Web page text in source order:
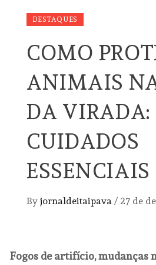
DESTAQUES
COMO
ANIMAIS
DA VIRADA:
CUIDADOS
ESSENCIAIS
By jornaldeitaipava / 27 de
Fogos de artifício, mudanças